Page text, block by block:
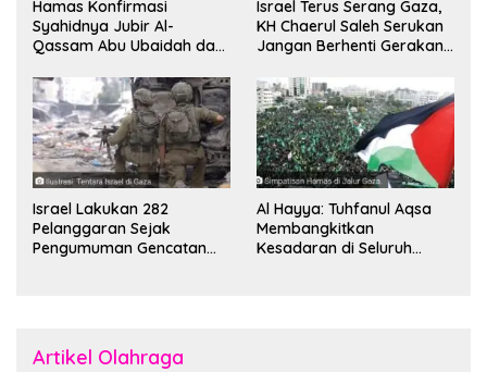
Hamas Konfirmasi
Syahidnya Jubir Al-
Qassam Abu Ubaidah dan
Sinwar
Israel Terus Serang Gaza,
KH Chaerul Saleh Serukan
Jangan Berhenti Gerakan
Israel Lakukan 282
Pelanggaran Sejak
Pengumuman Gencatan
Al Hayya: Tuhfanul Aqsa
Membangkitkan
Kesadaran di Seluruh
Artikel Olahraga